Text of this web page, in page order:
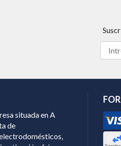
situada en A
de